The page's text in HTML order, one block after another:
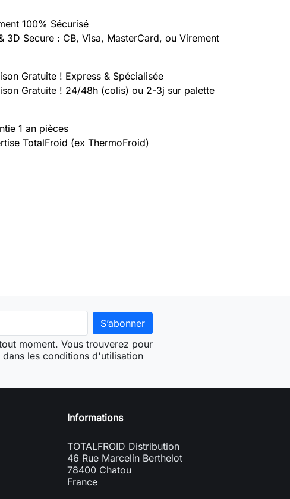
100% Sécurisé
3D Secure : CB, Visa, MasterCard, ou Virement
Gratuite ! Express & Spécialisée
Gratuite ! 24/48h (colis) ou 2-3j sur palette
1 an pièces
TotalFroid (ex ThermoFroid)
moment. Vous trouverez pour
les conditions d'utilisation
Informations
TOTALFROID Distribution
46 Rue Marcelin Berthelot
78400 Chatou
France